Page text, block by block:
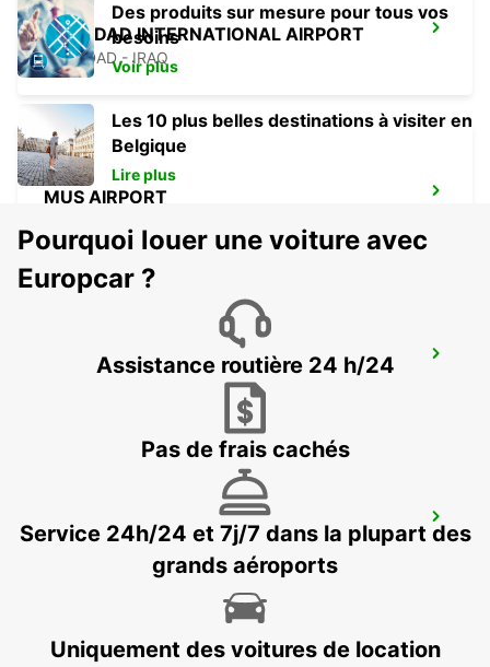
BAGHDAD INTERNATIONAL AIRPORT
BAGHDAD - IRAQ
MUS AIRPORT
DIYARBAKIR AIRPORT
YEREVAN INTERNATIONAL AIRPORT
YEREVAN - ARMENIA
Des produits sur mesure pour tous vos
besoins
Voir plus
Les 10 plus belles destinations à visiter en
Belgique
Lire plus
Pourquoi louer une voiture avec
Europcar ?
Assistance routière 24 h/24
Pas de frais cachés
Service 24h/24 et 7j/7 dans la plupart des
grands aéroports
Uniquement des voitures de location